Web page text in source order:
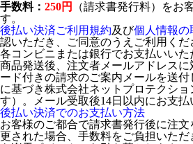
手数料： 250円
（請求書発行料）をお
す。
後払い決済ご利用規約及び個人情報の
認いただき、ご同意のうえご利用くだ
各コンビニまたは銀行でお支払いいた
商品発送後、注文者メールアドレスに
ード付きの請求のご案内メールを送
に基づき株式会社ネットプロテクショ
す）。メール受取後14日以内にお支払
後払い決済でのお支払い方法
お客様のご都合で請求書発行後に注
更された場合、手数料をご負担いた